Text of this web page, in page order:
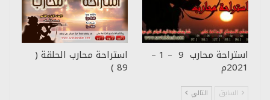
استراحة محارب 9 – 1 –
2021م
استراحة محارب الحلقة (
89 )
السابق التالي